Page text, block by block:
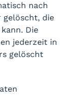
nach
gelöscht, die
Die
jederzeit in
gelöscht